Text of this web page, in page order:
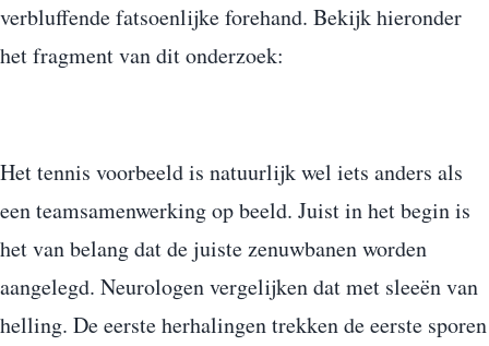
verbluffende fatsoenlijke forehand. Bekijk hieronder
het fragment van dit onderzoek:
Het tennis voorbeeld is natuurlijk wel iets anders als
een teamsamenwerking op beeld. Juist in het begin is
het van belang dat de juiste zenuwbanen worden
aangelegd. Neurologen vergelijken dat met sleeën van
helling. De eerste herhalingen trekken de eerste sporen